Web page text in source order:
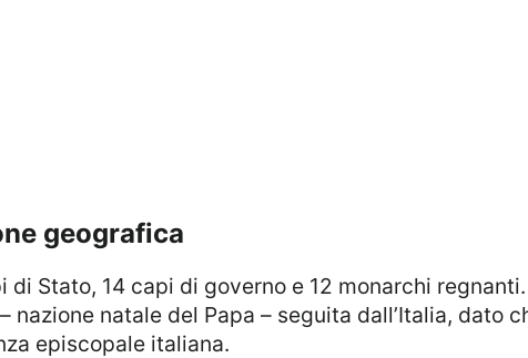
geografica
natale del Papa – seguita dall’Italia, dato
episcopale italiana.